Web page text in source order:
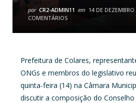
por CR2-ADMIN11 em 14 DE DEZEMBRO
COMENTÁRIOS
Prefeitura de Colares,
ONGs e membros do legislativo
quinta-feira (14) na Câmara
discutir a composição do